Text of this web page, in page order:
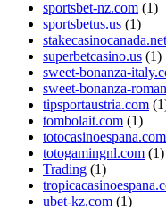
sportsbet-nz.com (1)
sportsbetus.us (1)
stakecasinocanada.net
superbetcasino.us (1)
sweet-bonanza-
sweet-bonanza-
tipsportaustria.com
tombolait.com (1)
totocasinoespana.com
totogamingnl.com (1)
Trading (1)
ubet-kz.com (1)